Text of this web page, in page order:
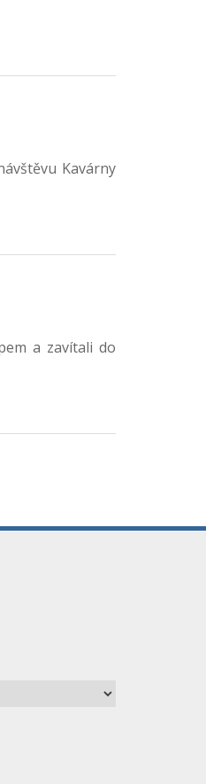
Kavárny
a zavítali do